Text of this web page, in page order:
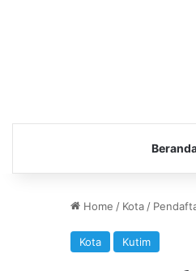
Home / Kota /
Kota Kutim